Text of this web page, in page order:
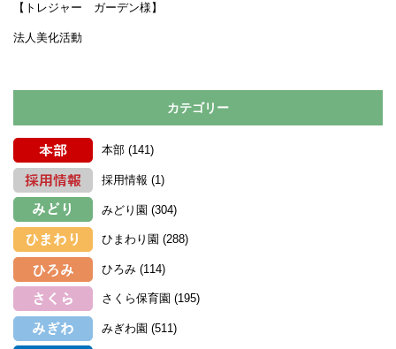
【トレジャー ガーデン様】
法人美化活動
カテゴリー
本部 (141)
採用情報 (1)
みどり園 (304)
ひまわり園 (288)
ひろみ (114)
さくら保育園 (195)
みぎわ園 (511)